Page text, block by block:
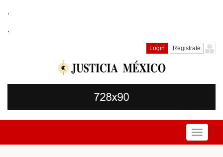
.
.
Login Registrate
Toggle